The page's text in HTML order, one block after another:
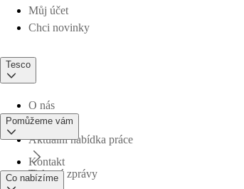
Můj účet
Chci novinky
Tesco
O nás
Aktuální nabídka práce
Tiskové zprávy
Pomůžeme vám
Kontakt
Co nabízíme